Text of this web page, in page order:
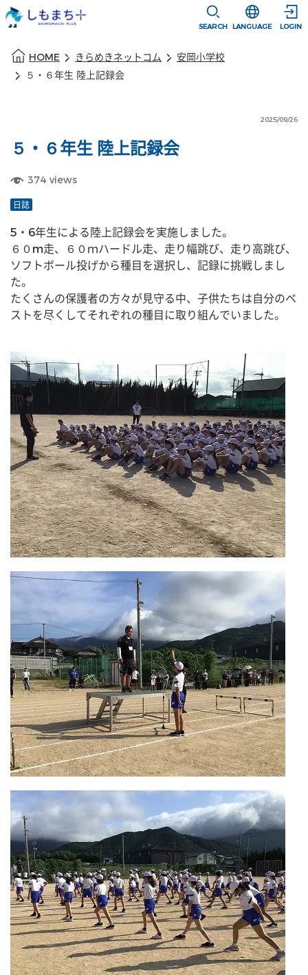
SEARCH
選択すると言
LANGUAGE LOGIN
HOME きらめきネットコム
安岡小学校
５・６年生 陸上記録会
2025/09/26
５・６年生 陸上記録会
374 views
日誌
5・6年生による陸上記録会を実施しました。
６０m走、６０ｍハードル走、走り幅跳び、走り高跳び、
ソフトボール投げから種目を選択し、記録に挑戦しまし
た。
たくさんの保護者の方々が見守る中、子供たちは自分のベ
ストを尽くしてそれぞれの種目に取り組んでいました。